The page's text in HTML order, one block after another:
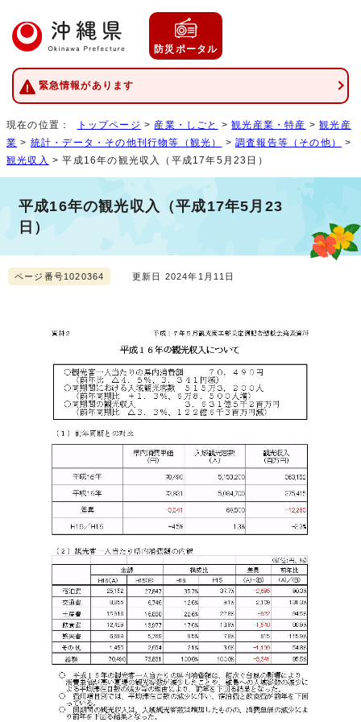
防災ポータル
緊急情報があります
現在の位置： トップページ > 産業・しごと >観光産業・特産 >観光産
業 > 統計・データ・その他刊行物等（観光） >調査報告等（その他）
>
観光収入 > 平成16年の観光収入（平成17年5月23日）
平成16年の観光収入（平成17年5月23
日）
ページ番号1020364 更新日 2024年1月11日